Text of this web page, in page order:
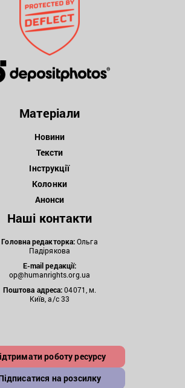
Матеріали
Новини
Тексти
Інструкції
Колонки
Анонси
Наші контакти
Головна редакторка:Ольга
Падірякова
E-mail редакції:
op@humanrights.org.ua
Поштова адреса:04071, м.
Київ, а/с 33
роботу ресурсу
на розсилку